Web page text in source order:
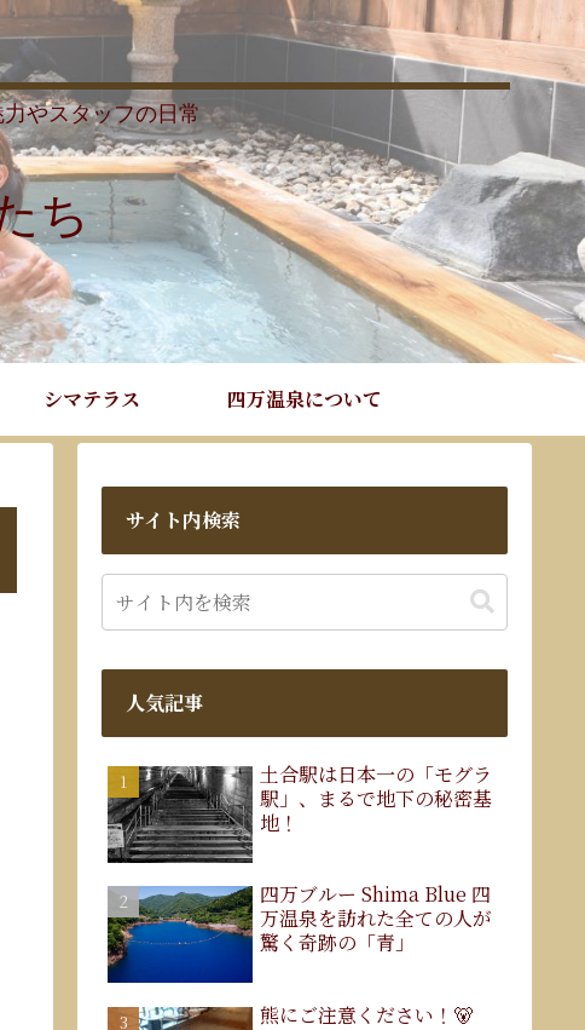
やスタッフの日常
ち
シマテラス 四万温泉について
サイト内検索
人気記事
土合駅は日本一の「モグラ
駅」、まるで地下の秘密基
地！
四万ブルー Shima Blue 四
万温泉を訪れた全ての人が
驚く奇跡の「青」
熊にご注意ください！🐻